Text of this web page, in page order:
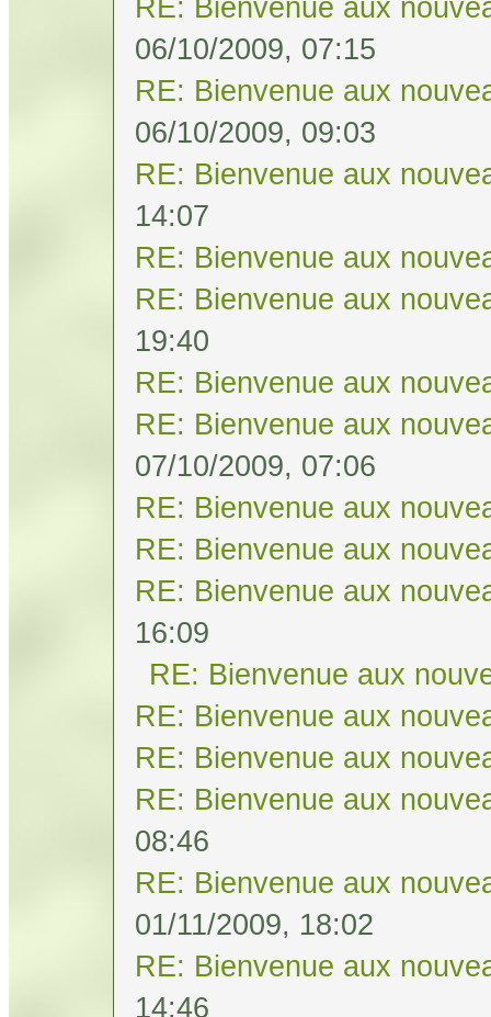
RE: Bienvenue aux
06/10/2009, 07:15
RE: Bienvenue aux
06/10/2009, 09:03
RE: Bienvenue aux
14:07
RE: Bienvenue aux
RE: Bienvenue aux
19:40
RE: Bienvenue aux
RE: Bienvenue aux
07/10/2009, 07:06
RE: Bienvenue aux
RE: Bienvenue aux
RE: Bienvenue aux
16:09
RE: Bienvenue aux
RE: Bienvenue aux
RE: Bienvenue aux
RE: Bienvenue aux
08:46
RE: Bienvenue aux
01/11/2009, 18:02
RE: Bienvenue aux
14:46